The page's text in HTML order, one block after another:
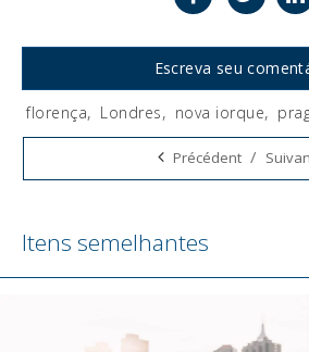
Escreva seu
Tags:
florença, Londres, nova iorque,
Précédent /
Itens semelhantes